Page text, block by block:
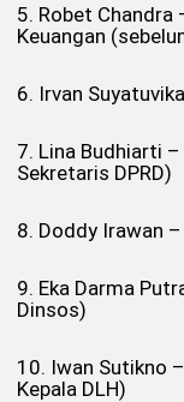
5. Robet Chandra
Keuangan
6. Irvan
7. Lina Budhiarti
Sekretaris DPRD)
8. Doddy Irawan
9. Eka Darma
Dinsos)
10. Iwan Sutikno
Kepala DLH)